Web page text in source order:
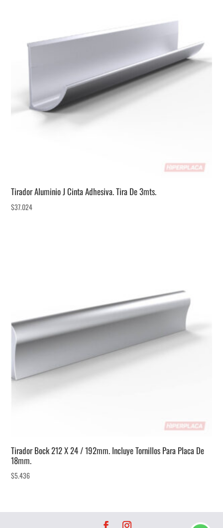
Tirador Aluminio J Cinta Adhesiva. Tira De 3mts.
$37.024
Tirador Bock 212 X 24 / 192mm. Incluye Tornillos Para Placa De
18mm.
$5.436